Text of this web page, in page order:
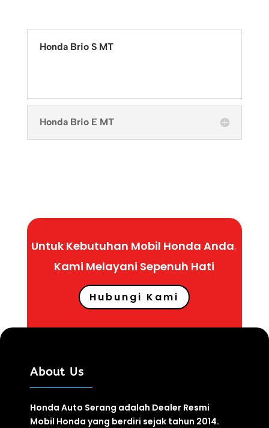
Honda Brio S MT
Honda Brio E MT
Untuk Kebutuhan Mobil Honda Anda,
Kami Melayani Sepenuh Hati
Hubungi Kami
About Us
Honda Auto Serang adalah Dealer Resmi
Mobil Honda yang berdiri sejak tahun 2014.